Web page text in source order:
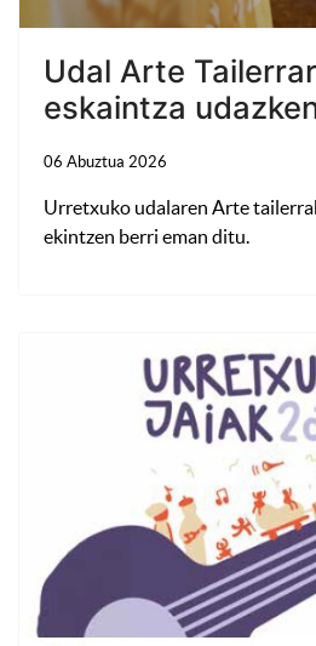
Udal Arte
eskaintza
06 Abuztua 2026
Urretxuko udalaren Arte
ekintzen berri eman ditu.